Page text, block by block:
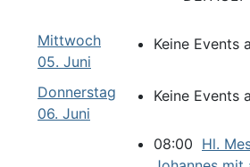
Mittwoch
05. Juni
Keine Events
Donnerstag
06. Juni
Keine Events
08:00 Hl.